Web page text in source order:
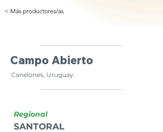
< Más productores/as
Campo Abierto
Canelones, Uruguay.
Regional
SANTORAL